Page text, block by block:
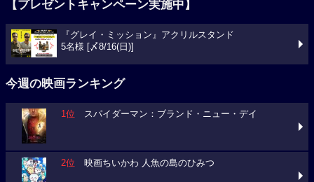
【プレゼントキャンペーン実施中】
『グレイ・ミッション』アクリルスタンド
5名様 [〆8/16(日)]
今週の映画ランキング
1位 スパイダーマン：ブランド・ニュー・デイ
2位 映画ちいかわ 人魚の島のひみつ